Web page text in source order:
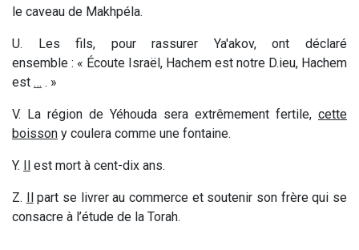
le caveau de Makhpéla.
U. Les fils, pour rassurer Ya'akov, ont déclaré
ensemble : « Écoute Israël, Hachem est notre D.ieu, Hachem
est … . »
V. La région de Yéhouda sera extrêmement fertile, cette
boisson y coulera comme une fontaine.
Y. Il est mort à cent-dix ans.
Z. Ilpart se livrer au commerce et soutenir son frère qui se
consacre à l’étude de la Torah.